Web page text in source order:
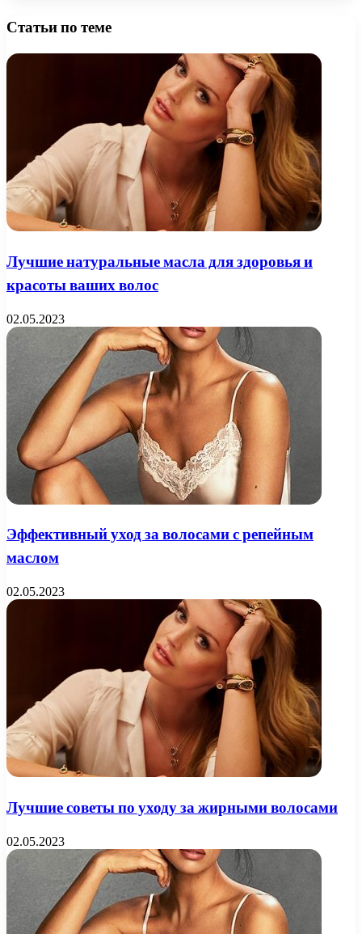
Статьи по теме
Лучшие натуральные масла для здоровья и
красоты ваших волос
02.05.2023
Эффективный уход за волосами с репейным
маслом
02.05.2023
Лучшие советы по уходу за жирными волосами
02.05.2023